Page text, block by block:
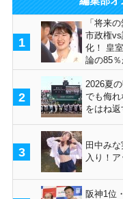
1
「将来
市政権
化！ 皇
論の85
2
2026夏
でも侮
をはね
3
田中み
入り！
阪神1位